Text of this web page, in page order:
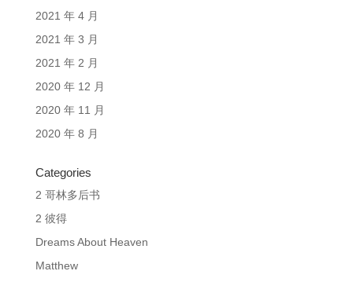
2021 年 4 月
2021 年 3 月
2021 年 2 月
2020 年 12 月
2020 年 11 月
2020 年 8 月
Categories
2 哥林多后书
2 彼得
Dreams About Heaven
Matthew